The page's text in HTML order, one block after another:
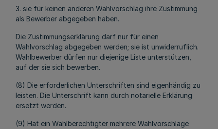
3. sie für keinen anderen Wahlvorschlag ihre Zustimmung
als Bewerber abgegeben haben.
Die Zustimmungserklärung darf nur für einen
Wahlvorschlag abgegeben werden; sie ist unwiderruflich.
Wahlbewerber dürfen nur diejenige Liste unterstützen,
auf der sie sich bewerben.
(8) Die erforderlichen Unterschriften sind eigenhändig zu
leisten. Die Unterschrift kann durch notarielle Erklärung
ersetzt werden.
(9) Hat ein Wahlberechtigter mehrere Wahlvorschläge